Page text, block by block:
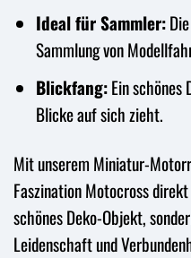
Ideal für Sammler:
Sammlung von
Blickfang:Ein schönes
Blicke auf sich zieht.
Mit unserem Miniatur-
Faszination Motocross
schönes Deko-Objekt,
Leidenschaft und